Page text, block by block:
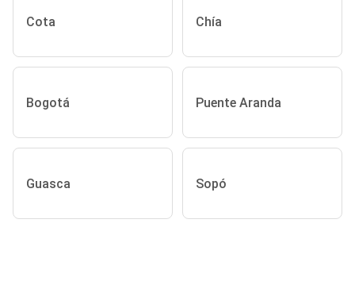
Cota Chía
Bogotá Puente Aranda
Guasca Sopó